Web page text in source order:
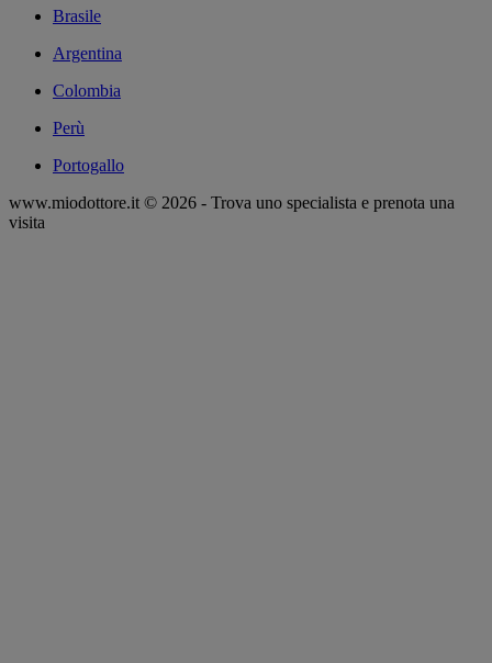
Brasile
Argentina
Colombia
Perù
Portogallo
www.miodottore.it © 2026 - Trova uno specialista e prenota una
visita